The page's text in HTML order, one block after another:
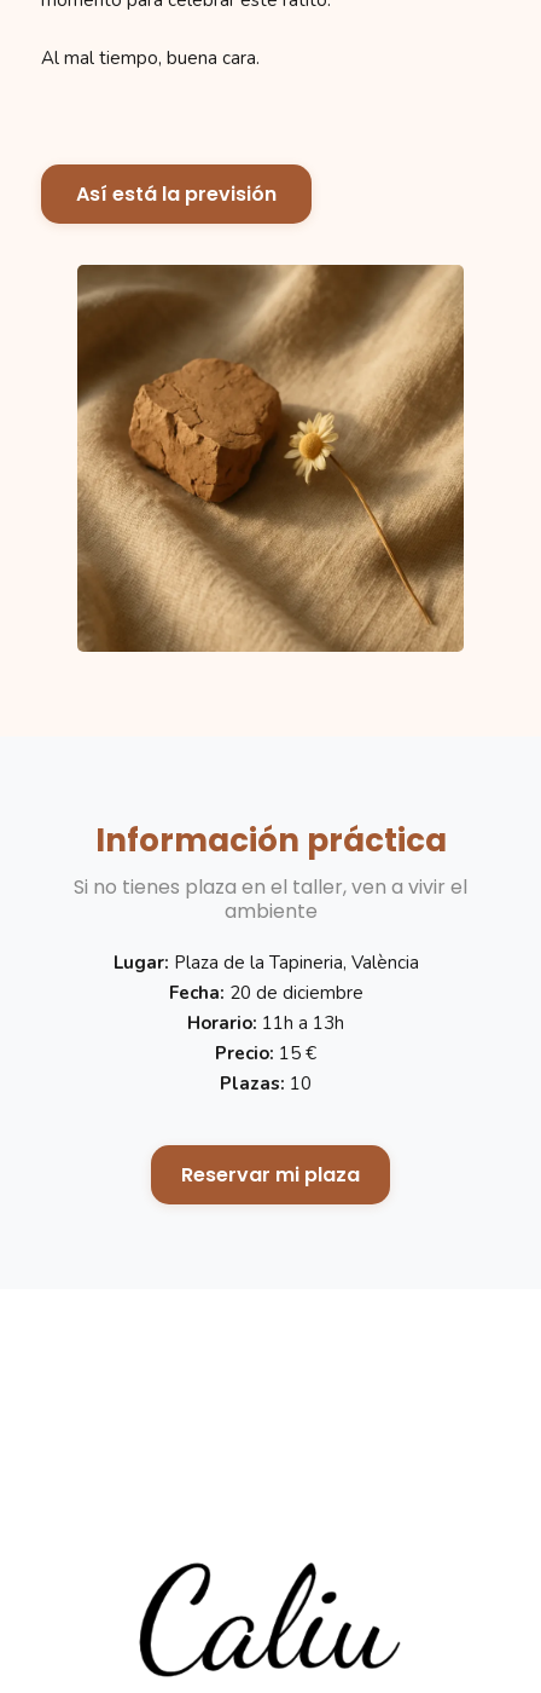
Al mal tiempo, buena cara.
Así está la previsión
Información práctica
Si no tienes plaza en el taller, ven a vivir el
ambiente
Lugar: Plaza de la Tapineria, València
Fecha: 20 de diciembre
Horario: 11h a 13h
Precio: 15 €
Plazas: 10
Reservar mi plaza